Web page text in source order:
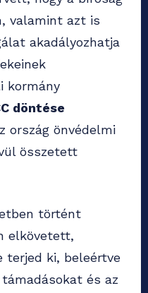
valamint azt is
akadályozhatja
kormány
döntése
ország önvédelmi
összetett
történt
elkövetett,
terjed ki, beleértve
és az